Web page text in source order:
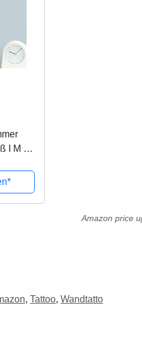
I M -
Amazon price
, Tattoo, Wandtatto